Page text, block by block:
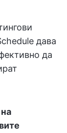
дава
да